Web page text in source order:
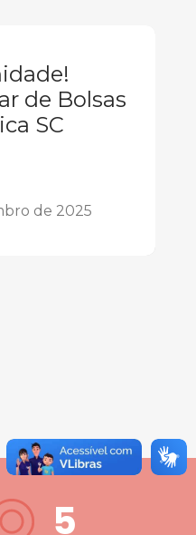
de Bolsas
SC
de 2025
5